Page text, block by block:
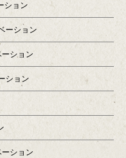
ション
ーション
ション
ション
ション